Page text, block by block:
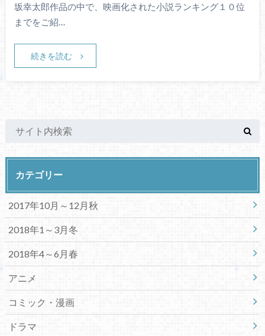
坂幸太郎作品の中で、映画化された小説ランキング１０位
までをご紹…
続きを読む
カテゴリー
2017年10月～12月秋
2018年1～3月冬
2018年4～6月春
アニメ
コミック・漫画
ドラマ